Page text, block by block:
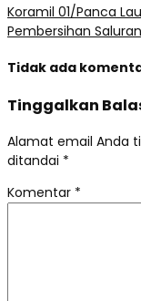
Koramil 01/Panca
Pembersihan
Tidak ada
Tinggalkan
Alamat email Anda
ditandai *
Komentar *